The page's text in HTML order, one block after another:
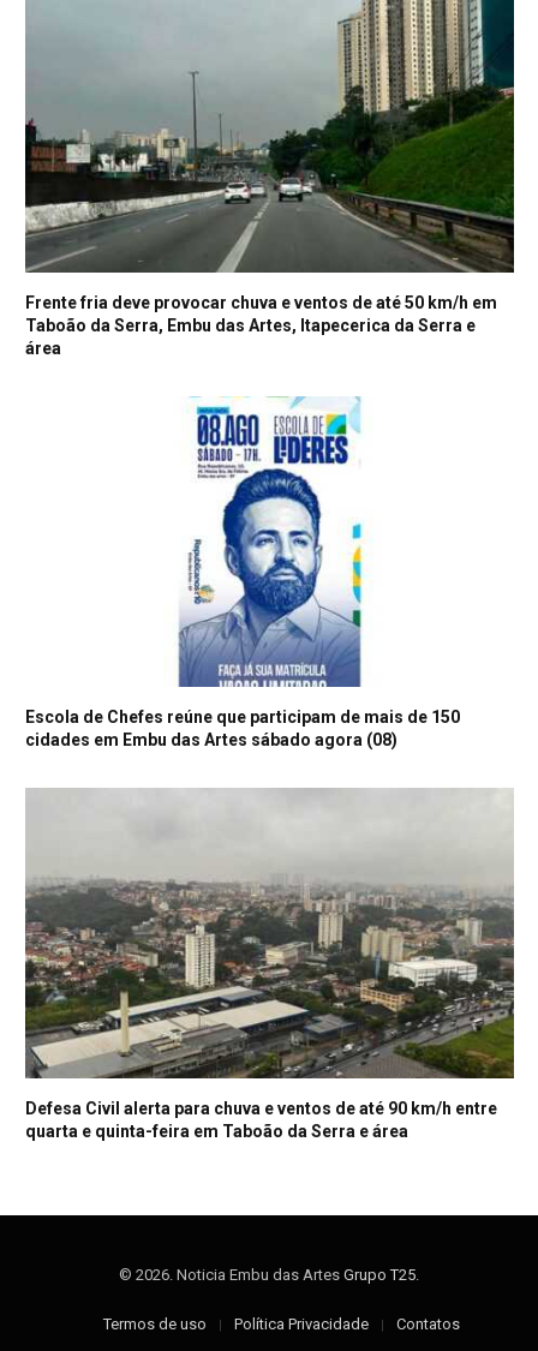
Frente fria deve provocar chuva e ventos de até 50 km/h em
Taboão da Serra, Embu das Artes, Itapecerica da Serra e
área
Escola de Chefes reúne que participam de mais de 150
cidades em Embu das Artes sábado agora (08)
Defesa Civil alerta para chuva e ventos de até 90 km/h entre
quarta e quinta-feira em Taboão da Serra e área
© 2026. Noticia Embu das Artes Grupo T25.
Termos de uso Política Privacidade Contatos